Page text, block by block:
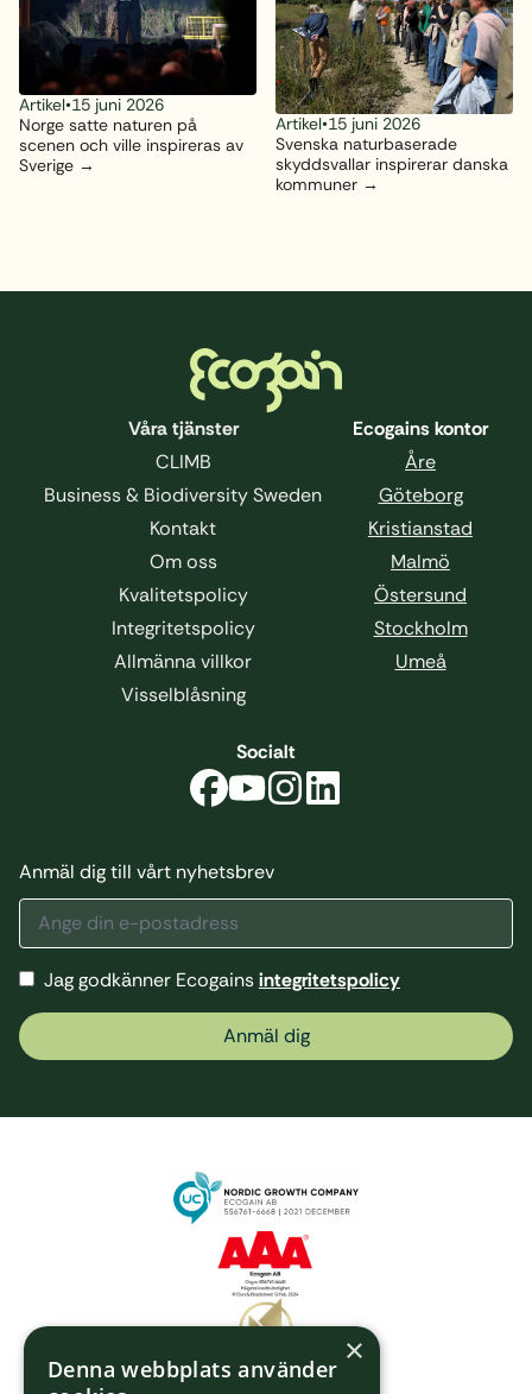
Artikel•15 juni 2026
Norge satte naturen på
scenen och ville inspireras av
Sverige
Artikel•15 juni 2026
Svenska naturbaserade
skyddsvallar inspirerar danska
kommuner
Våra tjänster
CLIMB
Business & Biodiversity Sweden
Kontakt
Om oss
Kvalitetspolicy
Integritetspolicy
Allmänna villkor
Visselblåsning
Ecogains kontor
Åre
Göteborg
Kristianstad
Malmö
Östersund
Stockholm
Umeå
Socialt
Anmäl dig till vårt nyhetsbrev
Jag godkänner Ecogainsintegritetspolicy
Anmäl dig
×
Denna webbplats använder